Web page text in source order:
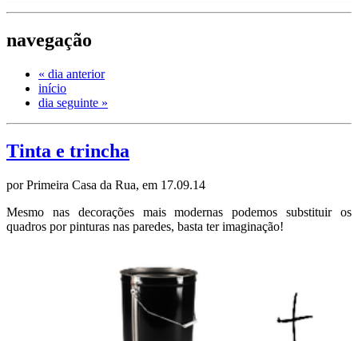
navegação
« dia anterior
início
dia seguinte »
Tinta e trincha
por Primeira Casa da Rua, em 17.09.14
Mesmo nas decorações mais modernas podemos substituir os
quadros por pinturas nas paredes, basta ter imaginação!